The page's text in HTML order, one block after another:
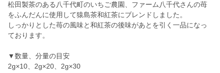
松田製茶のある八千代町のいちご農園、ファーム八千代さんの苺
をふんだんに使用して猿島茶和紅茶にブレンドしました。
しっかりとした苺の風味と和紅茶の後味があとを引く一品になっ
ております。
▼数量、分量の目安
2g×10、2g×20、2g×30